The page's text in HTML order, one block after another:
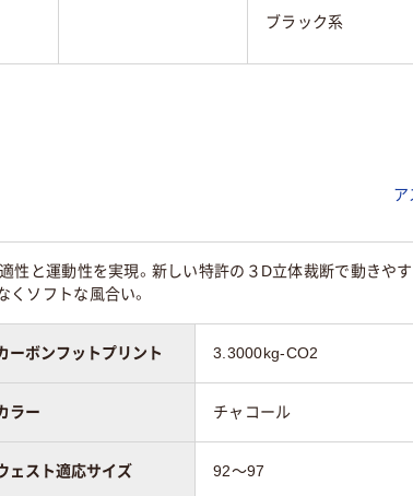
ブラック系
ア
と運動性を実現。新しい特許の３D立体裁断で動きやす
ソフトな風合い。
ーボンフットプリント 3.3000kg-CO2
ラー チャコール
ェスト適応サイズ 92～97